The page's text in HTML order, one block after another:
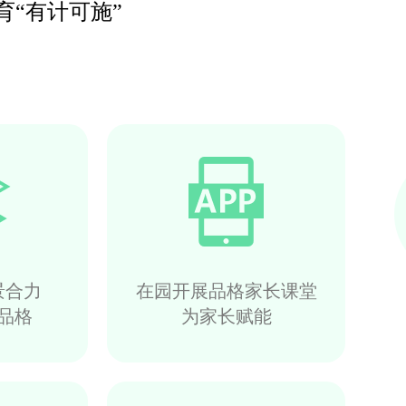
“有计可施”
力
格
在园开展品格家长课堂
为家长赋能